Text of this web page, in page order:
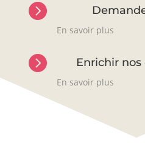

En savoir plus
 Enrichir nos
En savoir plus